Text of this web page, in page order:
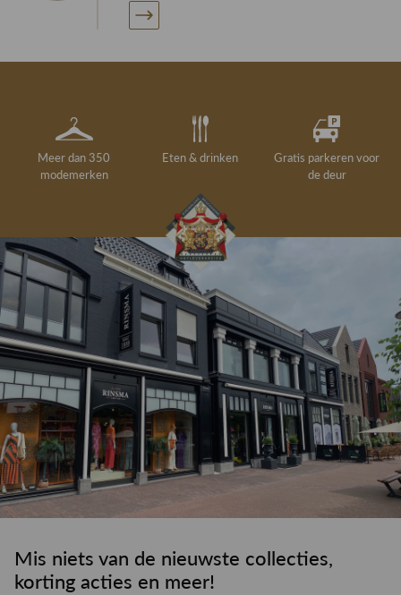
Meer dan 350
modemerken
Eten & drinken
Gratis parkeren voor
de deur
drankje
Gratis retourneren in
de winkel
Deskundig
kledingadvies
winkeloppervlak
Mis niets van de nieuwste collecties,
korting acties en meer!